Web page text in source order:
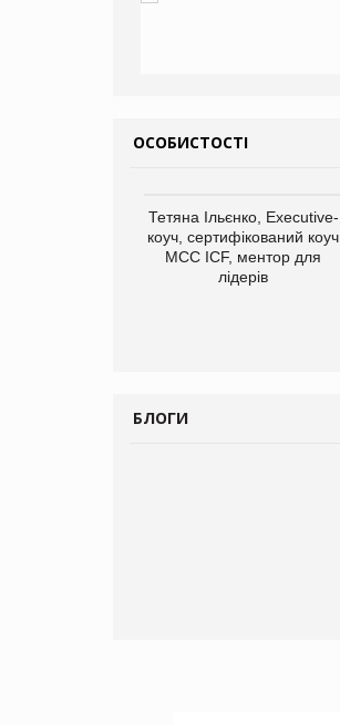
ОСОБИСТОСТІ
Тетяна Ільєнко, Executive-
коуч, сертифікований коуч
МСС ICF, ментор для
лідерів
БЛОГИ